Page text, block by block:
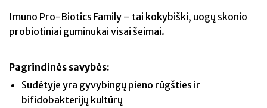
Imuno Pro-Biotics Family – tai kokybiški, uogų skonio
probiotiniai guminukai visai šeimai.
Pagrindinės savybės:
Sudėtyje yra gyvybingų pieno rūgšties ir
bifidobakterijų kultūrų